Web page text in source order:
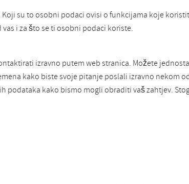
su to osobni podaci ovisi o funkcijama koje
i za što se ti osobni podaci koriste.
izravno putem web stranica. Možete
kako biste svoje pitanje poslali izravno nekom
kako bismo mogli obraditi vaš zahtjev.